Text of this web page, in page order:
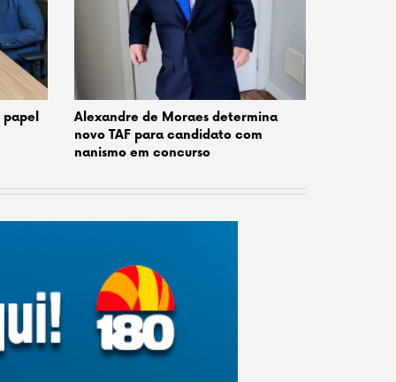
Alexandre de Moraes determina
novo TAF para candidato com
nanismo em concurso